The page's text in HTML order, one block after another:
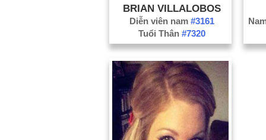
BRIAN VILLALOBOS
Diễn viên nam#3161
Tuổi Thân#7320